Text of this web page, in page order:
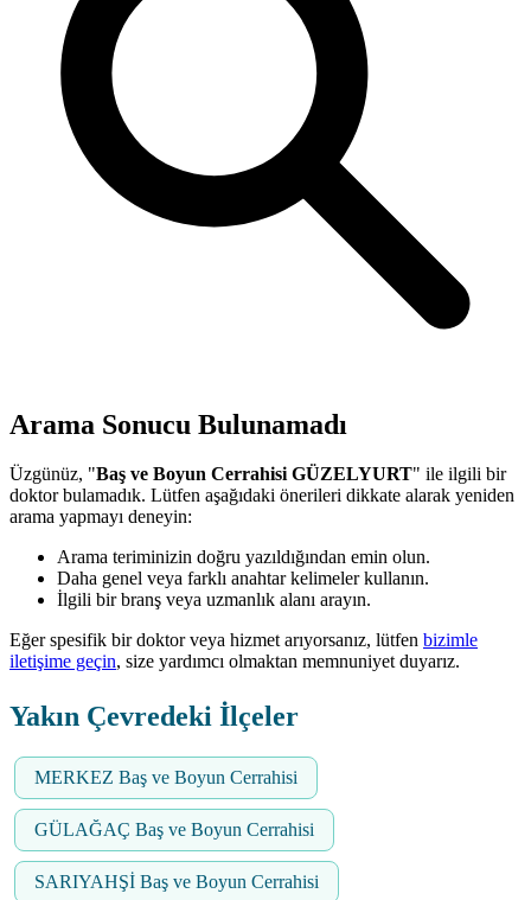
Arama Sonucu Bulunamadı
Üzgünüz, "Baş ve Boyun Cerrahisi GÜZELYURT" ile ilgili bir
doktor bulamadık. Lütfen aşağıdaki önerileri dikkate alarak yeniden
arama yapmayı deneyin:
Arama teriminizin doğru yazıldığından emin olun.
Daha genel veya farklı anahtar kelimeler kullanın.
İlgili bir branş veya uzmanlık alanı arayın.
Eğer spesifik bir doktor veya hizmet arıyorsanız, lütfen bizimle
iletişime geçin, size yardımcı olmaktan memnuniyet duyarız.
Yakın Çevredeki İlçeler
MERKEZ Baş ve Boyun Cerrahisi
GÜLAĞAÇ Baş ve Boyun Cerrahisi
SARIYAHŞİ Baş ve Boyun Cerrahisi